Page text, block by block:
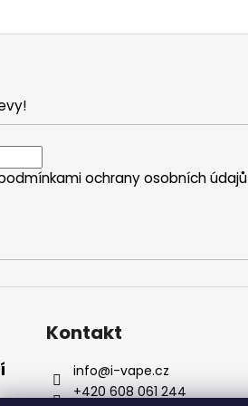
ochrany osobních údajů
Kontakt
info@i-vape.cz
+420 608 061 244